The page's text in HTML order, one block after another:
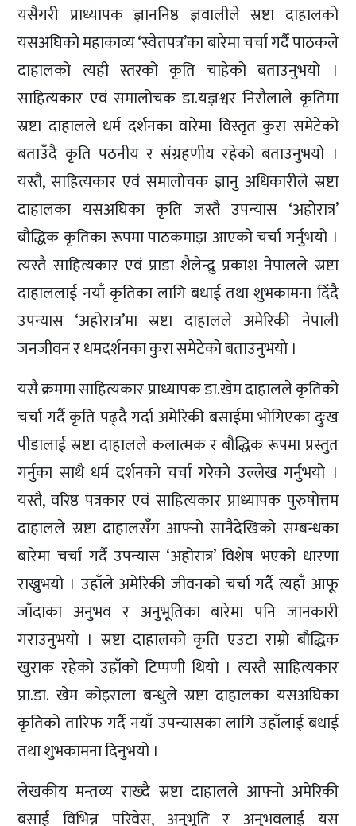
यसैगरी प्राध्यापक ज्ञाननिष्ठ ज्ञवालीले स्रष्टा दाहालको
यसअघिको महाकाव्य ‘स्वेतपत्र’का बारेमा चर्चा गर्दै पाठकले
दाहालको त्यही स्तरको कृति चाहेको बताउनुभयो ।
साहित्यकार एवं समालोचक डा.यज्ञश्वर निरौलाले कृतिमा
स्रष्टा दाहालले धर्म दर्शनका वारेमा विस्तृत कुरा समेटेको
बताउँदै कृति पठनीय र संग्रहणीय रहेको बताउनुभयो ।
यस्तै, साहित्यकार एवं समालोचक ज्ञानु अधिकारीले स्रष्टा
दाहालका यसअघिका कृति जस्तै उपन्यास ‘अहोरात्र’
बौद्धिक कृतिका रूपमा पाठकमाझ आएको चर्चा गर्नुभयो ।
त्यस्तै साहित्यकार एवं प्राडा शैलेन्द्रु प्रकाश नेपालले स्रष्टा
दाहाललाई नयाँ कृतिका लागि बधाई तथा शुभकामना दिँदै
उपन्यास ‘अहोरात्र’मा स्रष्टा दाहालले अमेरिकी नेपाली
जनजीवन र धमदर्शनका कुरा समेटेको बताउनुभयो ।
यसै क्रममा साहित्यकार प्राध्यापक डा.खेम दाहालले कृतिको
चर्चा गर्दै कृति पढ्दै गर्दा अमेरिकी बसाईमा भोगिएका दुःख
पीडालाई स्रष्टा दाहालले कलात्मक र बौद्धिक रूपमा प्रस्तुत
गर्नुका साथै धर्म दर्शनको चर्चा गरेको उल्लेख गर्नुभयो ।
यस्तै, वरिष्ठ पत्रकार एवं साहित्यकार प्राध्यापक पुरुषोत्तम
दाहालले स्रष्टा दाहालसँग आफ्नो सानैदेखिको सम्बन्धका
बारेमा चर्चा गर्दै उपन्यास ‘अहोरात्र’ विशेष भएको धारणा
राख्नुभयो । उहाँले अमेरिकी जीवनको चर्चा गर्दै त्यहाँ आफू
जाँदाका अनुभव र अनुभूतिका बारेमा पनि जानकारी
गराउनुभयो । स्रष्टा दाहालको कृति एउटा राम्रो बौद्धिक
खुराक रहेको उहाँको टिप्पणी थियो । त्यस्तै साहित्यकार
प्रा.डा. खेम कोइराला बन्धुले स्रष्टा दाहालका यसअघिका
कृतिको तारिफ गर्दै नयाँ उपन्यासका लागि उहाँलाई बधाई
तथा शुभकामना दिनुभयो ।
लेखकीय मन्तव्य राख्दै स्रष्टा दाहालले आफ्नो अमेरिकी
बसाई विभिन्न परिवेस, अनुभूति र अनुभवलाई यस